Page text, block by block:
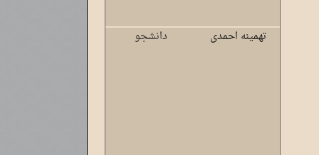
تهمینه احمدی دانشجو